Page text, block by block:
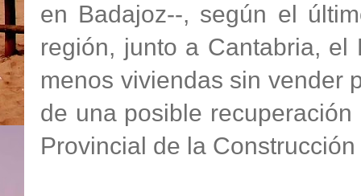
en Badajoz--, según el
región, junto a Cantabria,
menos viviendas sin vender
de una posible
Provincial de la